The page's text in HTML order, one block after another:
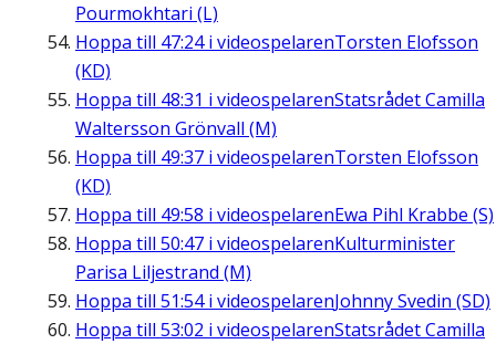
Pourmokhtari (L)
Hoppa till 47:24i videospelarenTorsten Elofsson
(KD)
Hoppa till 48:31 i videospelarenStatsrådet Camilla
Waltersson Grönvall (M)
Hoppa till 49:37 i videospelarenTorsten Elofsson
(KD)
Hoppa till 49:58 i videospelarenEwa Pihl Krabbe (S)
Hoppa till 50:47 i videospelarenKulturminister
Parisa Liljestrand (M)
Hoppa till 51:54i videospelarenJohnny Svedin (SD)
Hoppa till 53:02 i videospelarenStatsrådet Camilla